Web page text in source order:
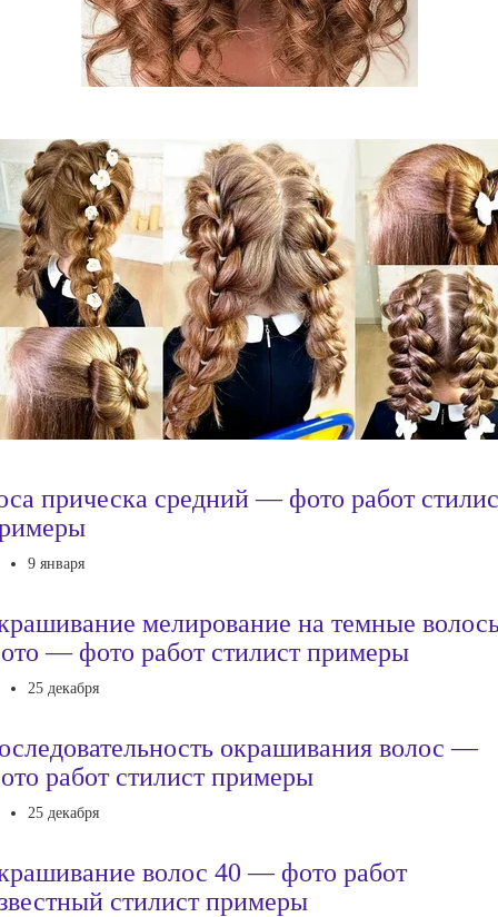
прическа средний — фото работ
9 января
мелирование на темные
— фото работ стилист примеры
25 декабря
окрашивания волос —
работ стилист примеры
25 декабря
волос 40 — фото работ
стилист примеры